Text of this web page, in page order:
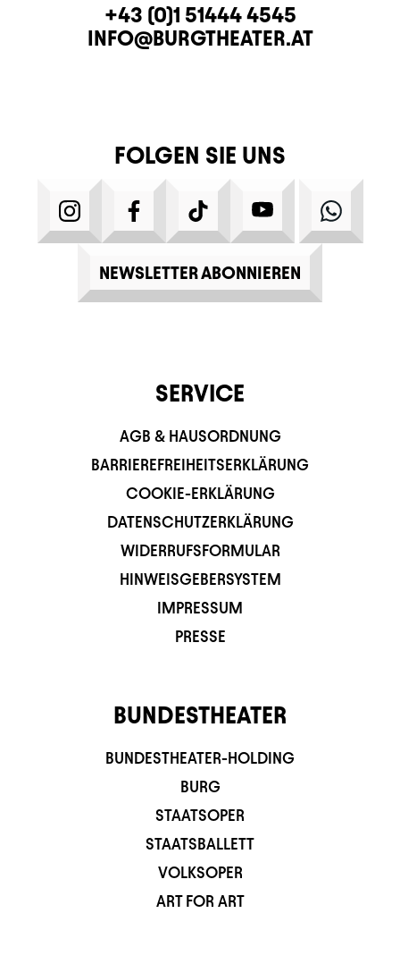
KONTAKTTELEFON
+43 (0)1 51444 4545
E-MAIL
INFO@BURGTHEATER.AT
FOLGEN SIE UNS
INSTAGRAMFACEBOOKTIKTOK YOUTUBE
NEWSLETTER ABONNIEREN
SERVICE
AGB & HAUSORDNUNG
BARRIEREFREIHEITSERKLÄRUNG
COOKIE-ERKLÄRUNG
DATENSCHUTZERKLÄRUNG
WIDERRUFSFORMULAR
HINWEISGEBERSYSTEM
IMPRESSUM
PRESSE
BUNDESTHEATER
BUNDESTHEATER-HOLDING
BURG
STAATSOPER
STAATSBALLETT
VOLKSOPER
ART FOR ART